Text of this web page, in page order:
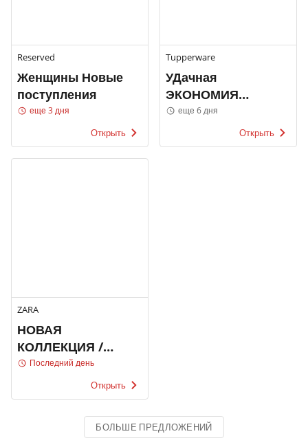
Reserved
Женщины Новые
поступления
еще 3 дня
Открыть
Tupperware
УДачная
ЭКОНОМИЯ
Tupperware
еще 6 дня
Открыть
ZARA
НОВАЯ
КОЛЛЕКЦИЯ /
ЖЕНЩИНЫ
Последний день
Открыть
БОЛЬШЕ ПРЕДЛОЖЕНИЙ